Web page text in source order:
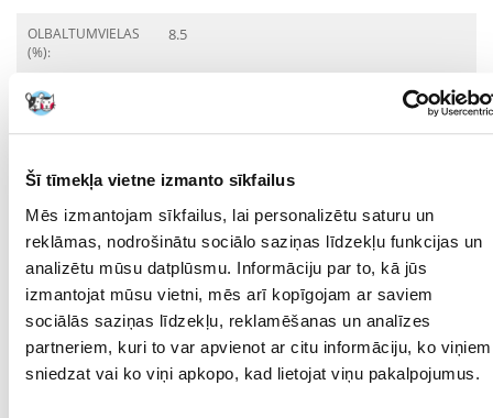
Šī tīmekļa vietne izmanto sīkfailus
Mēs izmantojam sīkfailus, lai personalizētu saturu un
reklāmas, nodrošinātu sociālo saziņas līdzekļu funkcijas un
analizētu mūsu datplūsmu. Informāciju par to, kā jūs
izmantojat mūsu vietni, mēs arī kopīgojam ar saviem
sociālās saziņas līdzekļu, reklamēšanas un analīzes
partneriem, kuri to var apvienot ar citu informāciju, ko viņiem
sniedzat vai ko viņi apkopo, kad lietojat viņu pakalpojumus.
OLBALTUMVIELAS
(%):
8.5
OLBALTUMVIELU
VEIDS:
Kādi ir produktu vērtēšanas noteikumi?
Tikai reģistrēti FERA24.LV klienti, kuri ir iegādājušies produktu,
var dot tai vērtējumu. Ar zvaigznītēm norādītais vērtējums ir
vidējais no visiem vērtējumiem. Pēc atsauksmju apstrādes mēs
publicēsim gan pozitīvus, gan negatīvus vērtējumus.
Atsauksmes
UZRAKSTĪT ATSAUKSMI